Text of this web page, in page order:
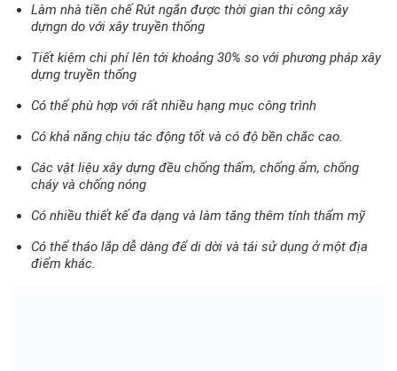
Làm nhà tiền chế Rút ngắn được thời gian thi công xây
dựngn do với xây truyền thống
Tiết kiệm chi phí lên tới khoảng 30% so với phương pháp xây
dựng truyền thống
Có thể phù hợp với rất nhiều hạng mục công trình
Có khả năng chịu tác động tốt và có độ bền chắc cao.
Các vật liệu xây dựng đều chống thấm, chống ẩm, chống
cháy và chống nóng
Có nhiều thiết kế đa dạng và làm tăng thêm tính thẩm mỹ
Có thể tháo lắp dễ dàng để di dời và tái sử dụng ở một địa
điểm khác.